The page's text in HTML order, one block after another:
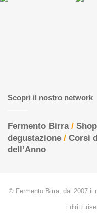
Scopri il nostro network
Fermento Birra/ Shop
degustazione / Corsi
dell’Anno
© Fermento Birra, dal 2007 il
i diritti